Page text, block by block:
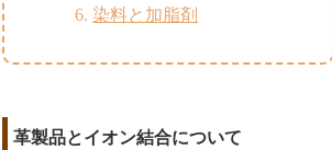
染料と加脂剤
革製品とイオン結合について